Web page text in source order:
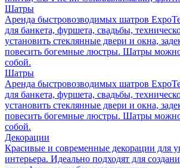
Шатры
Аренда быстровозводимых шатров
для банкета, фуршета, свадьбы,
установить стеклянные двери и окна,
повесить богемные люстры. Шатры
собой.
Шатры
Аренда быстровозводимых шатров
для банкета, фуршета, свадьбы,
установить стеклянные двери и окна,
повесить богемные люстры. Шатры
собой.
Декорации
Красивые и современные декорации для
интерьера. Идеально подходят для